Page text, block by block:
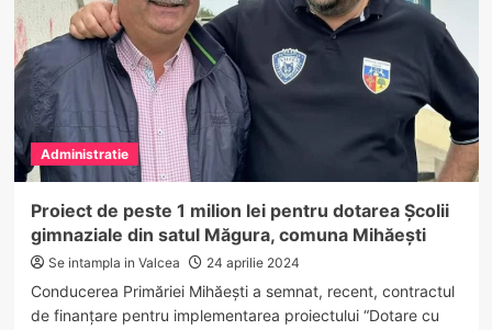
a
fost
desființat!
Administratie
Proiect de peste 1 milion lei pentru dotarea Școlii
gimnaziale din satul Măgura, comuna Mihăești
Se intampla in Valcea 24 aprilie 2024
Conducerea Primăriei Mihăești a semnat, recent, contractul
de finanţare pentru implementarea proiectului “Dotare cu